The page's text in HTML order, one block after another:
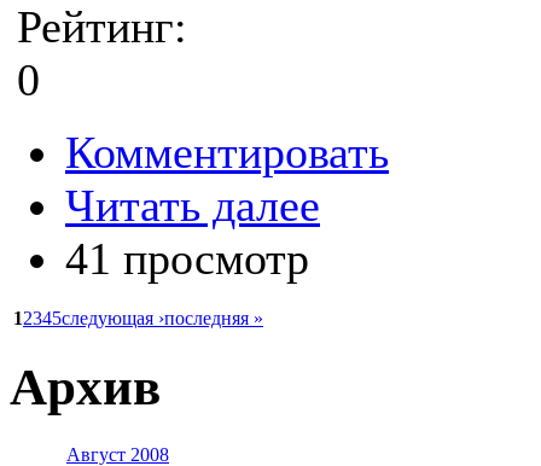
Рейтинг:
0
Комментировать
Читать далее
41 просмотр
12345следующая ›последняя »
Архив
Август 2008